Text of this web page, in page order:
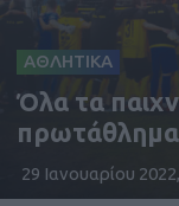
ΑΘΛΗΤΙΚΑ
Όλα τα
29 Ιανουαρίου